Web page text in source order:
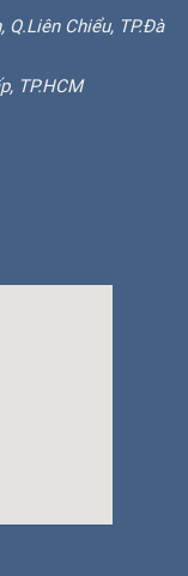
Q.Liên Chiểu, TP.Đà
TP.HCM